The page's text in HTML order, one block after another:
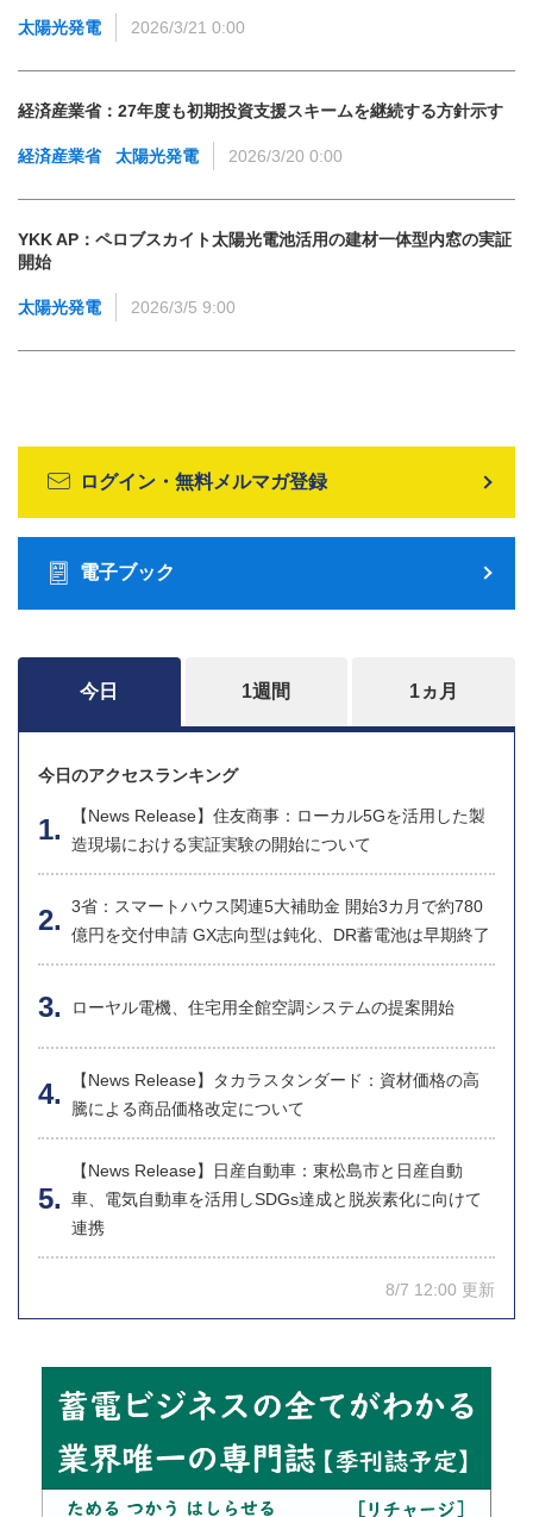
太陽光発電 2026/3/21 0:00
経済産業省：27年度も初期投資支援スキームを継続する方針示す
経済産業省 太陽光発電 2026/3/20 0:00
YKK AP：ペロブスカイト太陽光電池活用の建材一体型内窓の実証
開始
太陽光発電 2026/3/5 9:00
ログイン・無料メルマガ登録
電子ブック
今日 1週間 1ヵ月
今日のアクセスランキング
【News Release】住友商事：ローカル5Gを活用した製
造現場における実証実験の開始について
3省：スマートハウス関連5大補助金 開始3カ月で約780
億円を交付申請 GX志向型は鈍化、DR蓄電池は早期終了
ローヤル電機、住宅用全館空調システムの提案開始
【News Release】タカラスタンダード：資材価格の高
騰による商品価格改定について
【News Release】日産自動車：東松島市と日産自動
車、電気自動車を活用しSDGs達成と脱炭素化に向けて
連携
8/7 12:00 更新